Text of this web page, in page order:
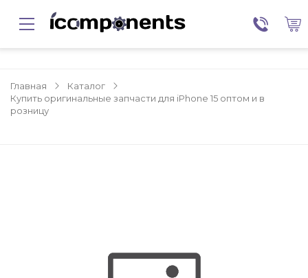
Главная
Каталог
Купить оригинальные запчасти для iPhone 15 оптом и в
розницу